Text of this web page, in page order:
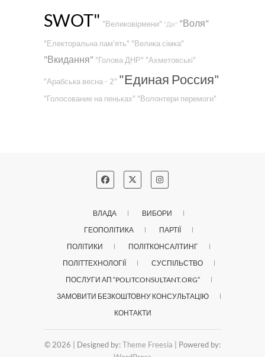
SWOT" "Великовірмени" "Дія" "Воля"
"Електоральна пам'ять" "Велика сімка"
"Вкидання" "Голова ДНР" "Ахметовські"
"Арабська весна - 2" "Единая Россия"
"Голосование на пеньках" "Волонтери перемоги"
ВЛАДА
ВИБОРИ
ГЕОПОЛІТИКА
ПАРТІЇ
ПОЛІТИКИ
ПОЛІТКОНСАЛТИНГ
ПОЛІТТЕХНОЛОГІЇ
СУСПІЛЬСТВО
ПОСЛУГИ АП “POLITCONSULTANT.ORG”
ЗАМОВИТИ БЕЗКОШТОВНУ КОНСУЛЬТАЦІЮ
КОНТАКТИ
© 2026 | Designed by:Theme Freesia | Powered by: